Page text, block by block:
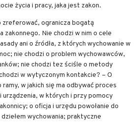
życia i pracy, jaka jest zakon.
ogranicza bogatą
zakonnego. Nie chodzi w nim o cele
ani o źródła, z których wychowanie w
nie chodzi o problem wychowawców,
nie chodzi tez ściśle o metody
w wytyczonym kontakcie? – O
w jakich się ma odbywać proces
w których i przy pomocy
o oficja i urzędu powołanie do
wychowania; praktyczne